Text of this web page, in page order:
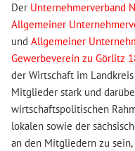
Der Unternehmerverband
Allgemeiner
und Allgemeiner
Gewerbeverein zu Görlitz
der Wirtschaft im
Mitglieder stark und
wirtschaftspolitischen
lokalen sowie der
an den Mitgliedern zu